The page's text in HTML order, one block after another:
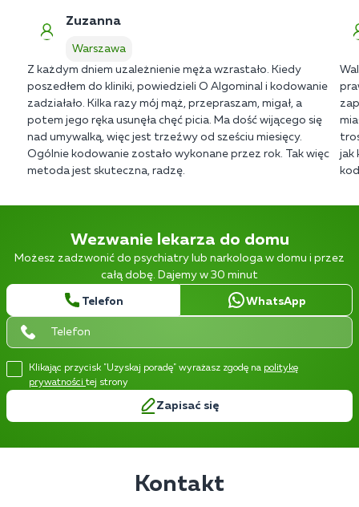
Zuzanna
Warszawa
Z każdym dniem uzależnienie męża wzrastało. Kiedy
poszedłem do kliniki, powiedzieli O Algominal i kodowanie
zadziałało. Kilka razy mój mąż, przepraszam, migał, a
potem jego ręka usunęła chęć picia. Ma dość wijącego się
nad umywalką, więc jest trzeźwy od sześciu miesięcy.
Ogólnie kodowanie zostało wykonane przez rok. Tak więc
metoda jest skuteczna, radzę.
jak
Wezwanie lekarza do domu
Możesz zadzwonić do psychiatry lub narkologa w domu i przez
całą dobę. Dajemy w 30 minut
Telefon WhatsApp
Klikając przycisk "Uzyskaj poradę" wyrażasz zgodę na politykę
prywatności tej strony
Zapisać się
Kontakt